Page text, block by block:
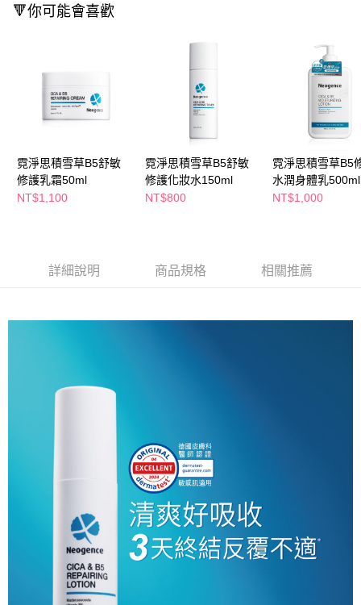
２．關於個人資料處理事宜，請瀏覽以下網址：
「AFTEE先享後付」，若未經同意申辦者引起之損失，本公司不負相關責
４．使用「AFTEE先享後付」時，將依據個別帳號之用戶狀況，依本公司即
時審查核予不同之上限額度；若仍有額度不足之情形，本公司將視審查結果
請求用戶進行身份認證。
５．嚴禁一人註冊多個帳號或使用他人資訊註冊。若發現惡意使用之情形，
恩沛科技股份有限公司將有權停止該用戶之使用額度並採取法律行動。
每筆NT$65，滿NT$490(含以上)免運費
每筆NT$100，滿NT$790(含以上)免運費
付款後寶雅門市自取(由倉庫統一出貨)
每筆NT$80，滿NT$290(含以上)免運費
🔻你可能會喜歡
霓淨思積雪草B5舒敏
修護乳霜50ml
NT$1,100
霓淨思積雪草B5舒敏
修護化妝水150ml
NT$800
霓淨思積雪草B5
水潤身體乳500ml
NT$1,000
詳細說明 商品規格 相關推薦